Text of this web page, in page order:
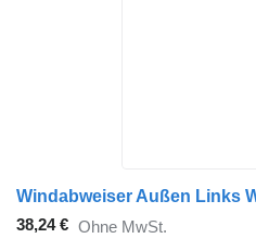
38,24 € Ohne MwSt.